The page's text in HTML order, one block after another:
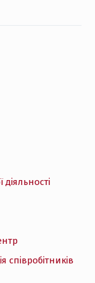
діяльності
співробітників